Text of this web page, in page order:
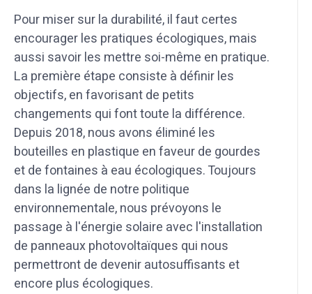
Pour miser sur la durabilité, il faut certes
encourager les pratiques écologiques, mais
aussi savoir les mettre soi-même en pratique.
La première étape consiste à définir les
objectifs, en favorisant de petits
changements qui font toute la différence.
Depuis 2018, nous avons éliminé les
bouteilles en plastique en faveur de gourdes
et de fontaines à eau écologiques. Toujours
dans la lignée de notre politique
environnementale, nous prévoyons le
passage à l'énergie solaire avec l'installation
de panneaux photovoltaïques qui nous
permettront de devenir autosuffisants et
encore plus écologiques.